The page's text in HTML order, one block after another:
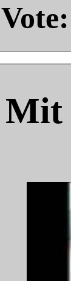
Mit